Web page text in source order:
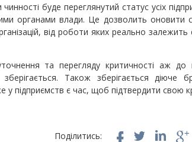
буде переглянутий статус усіх
органами влади. Це дозволить оновити
від роботи яких реально залежить
та перегляду критичності аж до
Також зберігається діюче
підприємств є час, щоб підтвердити свою
Поділитись: